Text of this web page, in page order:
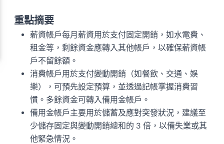
重點摘要
薪資帳戶每月薪資用於支付固定開銷，如水電費、
租金等，剩餘資金應轉入其他帳戶，以確保薪資帳
戶不留餘額。
消費帳戶用於支付變動開銷（如餐飲、交通、娛
樂），可預先設定預算，並透過記帳掌握消費習
慣。多餘資金可轉入備用金帳戶。
備用金帳戶主要用於儲蓄及應對突發狀況，建議至
少儲存固定與變動開銷總和的 3 倍，以備失業或其
他緊急情況。